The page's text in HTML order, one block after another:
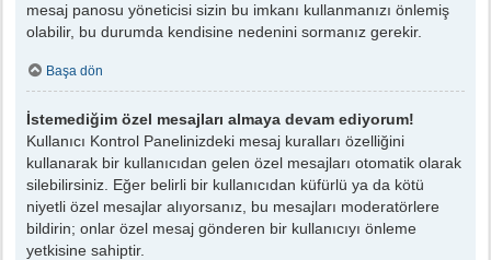
mesaj panosu yöneticisi sizin bu imkanı kullanmanızı önlemiş
olabilir, bu durumda kendisine nedenini sormanız gerekir.
Başa dön
İstemediğim özel mesajları almaya devam ediyorum!
Kullanıcı Kontrol Panelinizdeki mesaj kuralları özelliğini
kullanarak bir kullanıcıdan gelen özel mesajları otomatik olarak
silebilirsiniz. Eğer belirli bir kullanıcıdan küfürlü ya da kötü
niyetli özel mesajlar alıyorsanız, bu mesajları moderatörlere
bildirin; onlar özel mesaj gönderen bir kullanıcıyı önleme
yetkisine sahiptir.